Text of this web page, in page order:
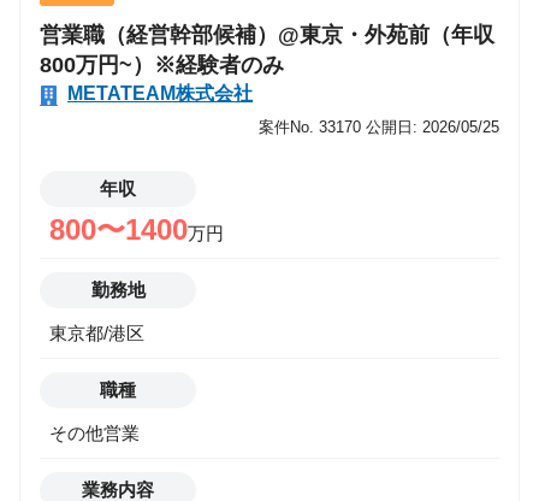
営業職（経営幹部候補）@東京・外苑前（年収
800万円~）※経験者のみ
METATEAM株式会社
案件No. 33170 公開日: 2026/05/25
年収
800〜1400万円
勤務地
東京都/港区
職種
その他営業
業務内容
職種
コンサルタント
運用/資金管理->アナリスト/エコノミスト/ストラテジ
運用/資金管理->投資理論/アクチュアリー/商品開発
ITエンジニア
マーケティング
営業
希望年収